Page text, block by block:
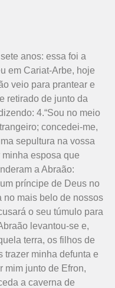
anos: essa foi a
em Cariat-Arbe, hoje
veio para prantear e
retirado de junto da
4.“Sou no meio
concedei-me,
sepultura na vossa
esposa que
a Abraão:
príncipe de Deus no
no mais belo de nossos
o seu túmulo para
levantou-se e,
terra, os filhos de
trazer minha defunta e
mim junto de Efron,
a caverna de